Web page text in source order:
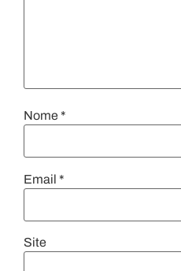
Nome*
Email *
Site